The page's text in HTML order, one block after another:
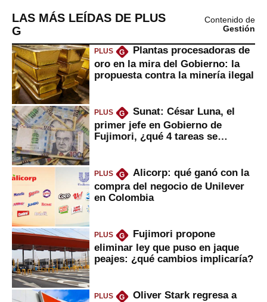
LAS MÁS LEÍDAS DE PLUS
G
Contenido de
Gestión
PLUS G
Plantas procesadoras de
oro en la mira del Gobierno: la
propuesta contra la minería ilegal
PLUS G
Sunat: César Luna, el
primer jefe en Gobierno de
Fujimori, ¿qué 4 tareas se
PLUS G
Alicorp: qué ganó con la
compra del negocio de Unilever
en Colombia
PLUS G
Fujimori propone
eliminar ley que puso en jaque
peajes: ¿qué cambios implicaría?
PLUS G
Oliver Stark regresa a